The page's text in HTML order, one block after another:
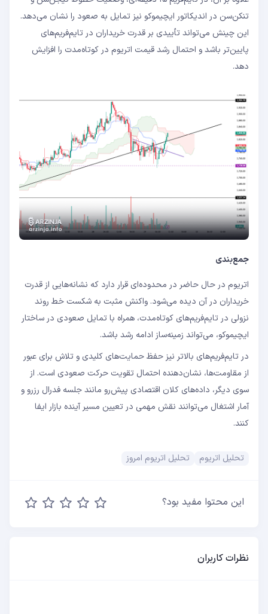
تنکن‌سن در اندیکاتور ایچیموکو نیز تمایل به صعود را نشان می‌دهد.
این چینش می‌تواند تأییدی بر قدرت خریداران در تایم‌فریم‌های
پایین‌تر باشد و احتمال رشد قیمت اتریوم در کوتاه‌مدت را افزایش
دهد.
جمع‌بندی
اتریوم در حال حاضر در محدوده‌ای قرار دارد که نشانه‌هایی از قدرت
خریداران در آن دیده می‌شود. واکنش مثبت به شکست خط روند
نزولی در تایم‌فریم‌های کوتاه‌مدت، همراه با تمایل صعودی در ساختار
ایچیموکو، می‌تواند زمینه‌ساز ادامه رشد باشد.
در تایم‌فریم‌های بالاتر نیز حفظ حمایت‌های کلیدی و تلاش برای عبور
از مقاومت‌ها، نشان‌دهنده احتمال تقویت حرکت صعودی است. از
سوی دیگر، داده‌های کلان اقتصادی پیش‌رو مانند جلسه فدرال رزرو و
آمار اشتغال می‌توانند نقش مهمی در تعیین مسیر آینده بازار ایفا
کنند.
تحلیل اتریوم تحلیل اتریوم امروز
این محتوا مفید بود؟
نظرات کاربران